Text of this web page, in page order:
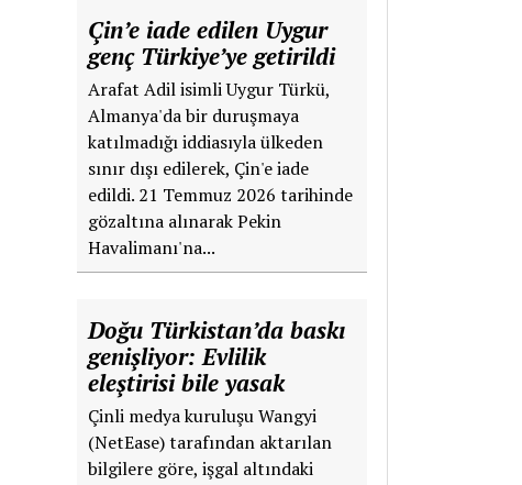
Çin’e iade edilen Uygur
genç Türkiye’ye getirildi
Arafat Adil isimli Uygur Türkü,
Almanya'da bir duruşmaya
katılmadığı iddiasıyla ülkeden
sınır dışı edilerek, Çin'e iade
edildi. 21 Temmuz 2026 tarihinde
gözaltına alınarak Pekin
Havalimanı'na...
Doğu Türkistan’da baskı
genişliyor: Evlilik
eleştirisi bile yasak
Çinli medya kuruluşu Wangyi
(NetEase) tarafından aktarılan
bilgilere göre, işgal altındaki